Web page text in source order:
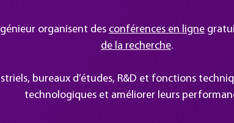
organisent des conférences en ligne
de la recherche.
bureaux d’études, R&D et fonctions
technologiques et améliorer leurs